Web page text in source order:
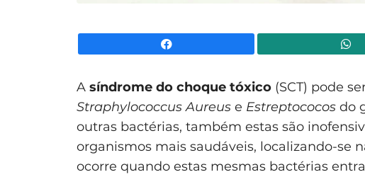
A síndrome do choque tóxico (SCT) pode
Straphylococcus Aureus e Estreptococos do
outras bactérias, também estas são
organismos mais saudáveis, localizando-se
ocorre quando estas mesmas bactérias